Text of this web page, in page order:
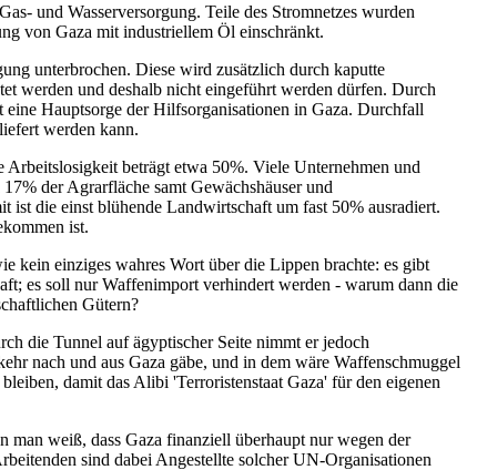
und Wasserversorgung. Teile des Stromnetzes wurden
von Gaza mit industriellem Öl einschränkt.
unterbrochen. Diese wird zusätzlich durch kaputte
werden und deshalb nicht eingeführt werden dürfen. Durch
Hauptsorge der Hilfsorganisationen in Gaza. Durchfall
werden kann.
beträgt etwa 50%. Viele Unternehmen und
der Agrarfläche samt Gewächshäuser und
ist die einst blühende Landwirtschaft um fast 50% ausradiert.
ist.
kein einziges wahres Wort über die Lippen brachte: es gibt
es soll nur Waffenimport verhindert werden - warum dann die
Gütern?
die Tunnel auf ägyptischer Seite nimmt er jedoch
nach und aus Gaza gäbe, und in dem wäre Waffenschmuggel
damit das Alibi 'Terroristenstaat Gaza' für den eigenen
weiß, dass Gaza finanziell überhaupt nur wegen der
sind dabei Angestellte solcher UN-Organisationen